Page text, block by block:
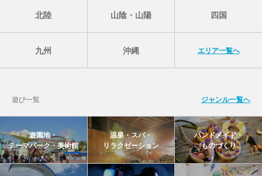
北陸 山陰・山陽 四国
九州 沖縄 エリア一覧へ
遊び一覧 ジャンル一覧へ
遊園地・
テーマパーク・美術館
温泉・スパ・
リラクゼーション
ハンドメイド・
ものづくり